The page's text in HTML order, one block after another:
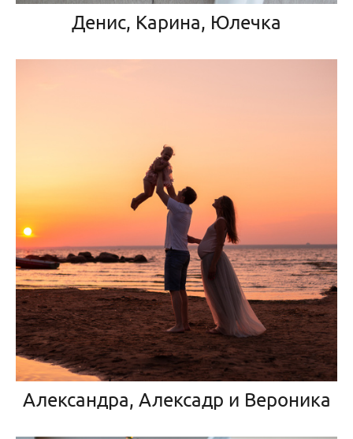
Денис, Карина, Юлечка
Александра, Алексадр и Вероника